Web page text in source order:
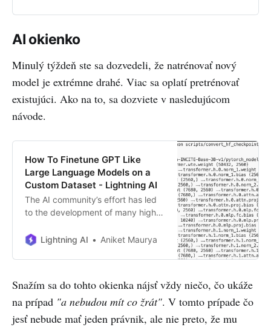
AI okienko
Minulý týždeň ste sa dozvedeli, že natrénovať nový
model je extrémne drahé. Viac sa oplatí pretrénovať
existujúci. Ako na to, sa dozviete v nasledujúcom
návode.
How To Finetune GPT Like
Large Language Models on a
Custom Dataset - Lightning AI
The AI community’s effort has led
to the development of many high-
including but not limited to Open
can fine-tune these models on a
adapt to your specific task, such
as training a chatbot to answer
financial que…
Lightning AI Aniket Maurya
Snažím sa do tohto okienka nájsť vždy niečo, čo ukáže
na prípad "a nebudou mít co žrát". V tomto prípade čo
jesť nebude mať jeden právnik, ale nie preto, že mu